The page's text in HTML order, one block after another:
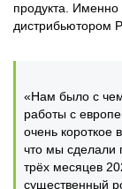
продукта.
дистрибьютором
«Нам было с чем
работы с
очень короткое
что мы сделали
трёх месяцев
существенный